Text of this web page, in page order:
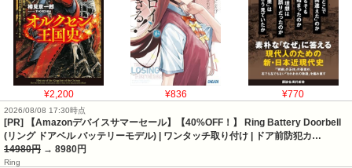
¥2,200 ¥836 ¥770
2026/08/08 17:30時点
[PR] 【Amazonデバイスサマーセール】【40%OFF！】 Ring Battery Doorbell
(リング ドアベル バッテリーモデル) | ワンタッチ取り付け | ドア前防犯カ…
14980円 → 8980円
Ring